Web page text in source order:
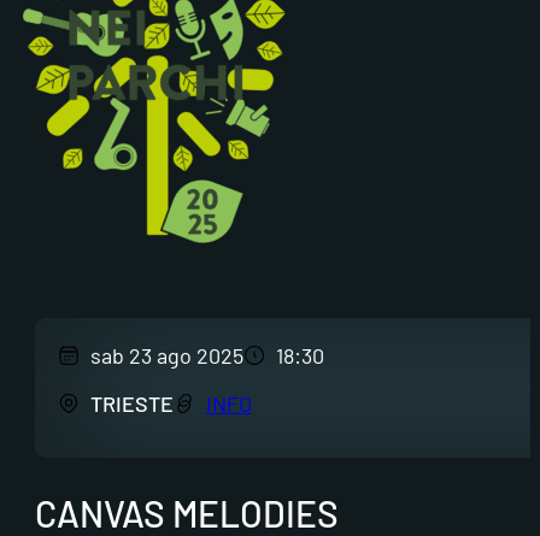
sab 23 ago 2025
18:30
TRIESTE
INFO
CANVAS MELODIES